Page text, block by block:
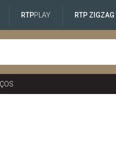
RTPPLAY RTP ZIGZAG